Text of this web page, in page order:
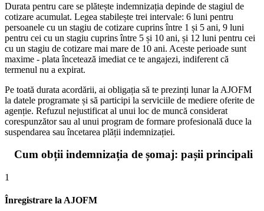
Durata pentru care se plătește indemnizația depinde de stagiul de
cotizare acumulat. Legea stabilește trei intervale: 6 luni pentru
persoanele cu un stagiu de cotizare cuprins între 1 și 5 ani, 9 luni
pentru cei cu un stagiu cuprins între 5 și 10 ani, și 12 luni pentru cei
cu un stagiu de cotizare mai mare de 10 ani. Aceste perioade sunt
maxime - plata încetează imediat ce te angajezi, indiferent că
termenul nu a expirat.
Pe toată durata acordării, ai obligația să te prezinți lunar la AJOFM
la datele programate și să participi la serviciile de mediere oferite de
agenție. Refuzul nejustificat al unui loc de muncă considerat
corespunzător sau al unui program de formare profesională duce la
suspendarea sau încetarea plății indemnizației.
Cum obții indemnizația de șomaj: pașii principali
1
Înregistrare la AJOFM